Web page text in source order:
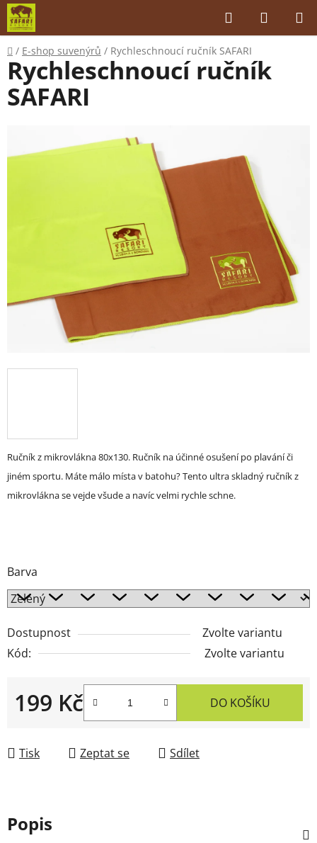
Přejít
na
obsah
Hledat
KOŠÍK
Domů
/ E-shop suvenýrů / Rychleschnoucí ručník SAFARI
Ručník z mikrovlákna 80x130. Ručník na účinné osušení po plavání či
jiném sportu. Máte málo místa v batohu? Tento ultra skladný ručník z
mikrovlákna se vejde všude a navíc velmi rychle schne.
Barva
Dostupnost
Zvolte variantu
Kód:
Zvolte variantu
199 Kč DO KOŠÍKU
Tisk Zeptat se Sdílet
Rychleschnoucí ručník
SAFARI
Popis